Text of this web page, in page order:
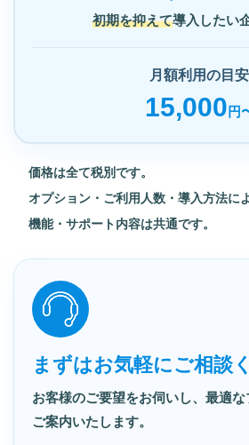
初期を抑えて導入したい
月額利用の目安
15,000 円
価格は全て税別です。
オプション・ご利用人数・導入方法に
機能・サポート内容は共通です。
まずはお気軽にご相談
お客様のご要望をお伺いし、 最適な
ご案内いたします。